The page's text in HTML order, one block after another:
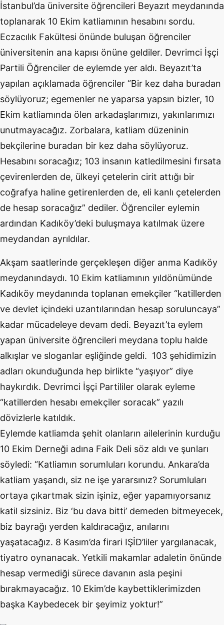
İstanbul’da üniversite öğrencileri Beyazıt meydanında
toplanarak 10 Ekim katliamının hesabını sordu.
Eczacılık Fakültesi önünde buluşan öğrenciler
üniversitenin ana kapısı önüne geldiler. Devrimci İşçi
Partili Öğrenciler de eylemde yer aldı. Beyazıt’ta
yapılan açıklamada öğrenciler “Bir kez daha buradan
söylüyoruz; egemenler ne yaparsa yapsın bizler, 10
Ekim katliamında ölen arkadaşlarımızı, yakınlarımızı
unutmayacağız. Zorbalara, katliam düzeninin
bekçilerine buradan bir kez daha söylüyoruz.
Hesabını soracağız; 103 insanın katledilmesini fırsata
çevirenlerden de, ülkeyi çetelerin cirit attığı bir
coğrafya haline getirenlerden de, eli kanlı çetelerden
de hesap soracağız” dediler. Öğrenciler eylemin
ardından Kadıköy’deki buluşmaya katılmak üzere
meydandan ayrıldılar.
Akşam saatlerinde gerçekleşen diğer anma Kadıköy
meydanındaydı. 10 Ekim katliamının yıldönümünde
Kadıköy meydanında toplanan emekçiler “katillerden
ve devlet içindeki uzantılarından hesap soruluncaya”
kadar mücadeleye devam dedi. Beyazıt’ta eylem
yapan üniversite öğrencileri meydana toplu halde
alkışlar ve sloganlar eşliğinde geldi. 103 şehidimizin
adları okunduğunda hep birlikte “yaşıyor” diye
haykırdık. Devrimci İşçi Partililer olarak eyleme
“katillerden hesabı emekçiler soracak” yazılı
dövizlerle katıldık.
Eylemde katliamda şehit olanların ailelerinin kurduğu
10 Ekim Derneği adına Faik Deli söz aldı ve şunları
söyledi: “Katliamın sorumluları korundu. Ankara’da
katliam yaşandı, siz ne işe yararsınız? Sorumluları
ortaya çıkartmak sizin işiniz, eğer yapamıyorsanız
katil sizsiniz. Biz ‘bu dava bitti’ demeden bitmeyecek,
biz bayrağı yerden kaldıracağız, anılarını
yaşatacağız. 8 Kasım’da firari IŞİD’liler yargılanacak,
tiyatro oynanacak. Yetkili makamlar adaletin önünde
hesap vermediği sürece davanın asla peşini
bırakmayacağız. 10 Ekim’de kaybettiklerimizden
başka Kaybedecek bir şeyimiz yoktur!”